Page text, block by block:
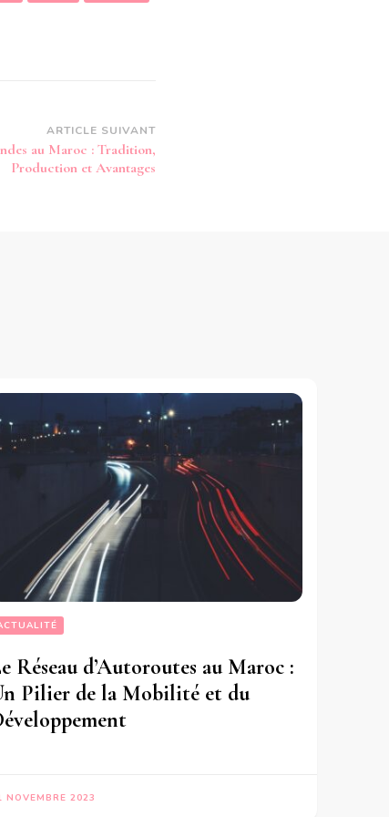
ARTICLE SUIVANT
au Maroc : Tradition,
Production et Avantages
Réseau d’Autoroutes au Maroc :
Pilier de la Mobilité et du
NOVEMBRE 2023